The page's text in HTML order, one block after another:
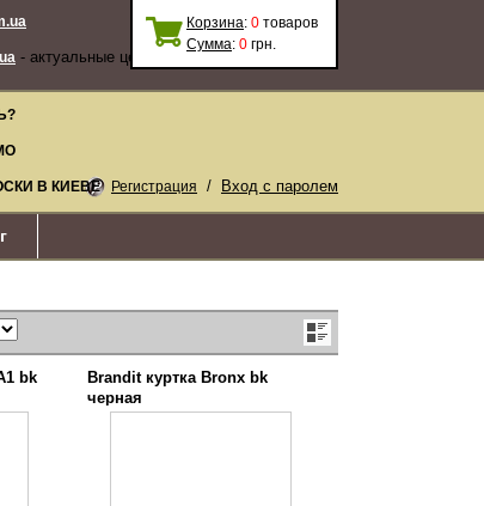
- актуальные цены, качественные
Корзина: 0 товаров
Сумма: 0 грн.
Регистрация / Вход с паролем
В КИЕВЕ
bk
Brandit куртка Bronx bk
черная